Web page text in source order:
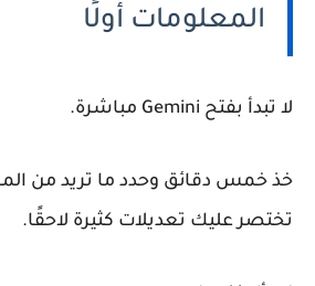
المعلومات أولًا
لا تبدأ بفتح Gemini مباشرة.
خذ خمس دقائق وحدد ما تريد من
تختصر عليك تعديلات كثيرة لاحقًا.